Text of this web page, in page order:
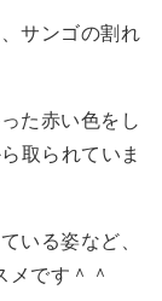
サンゴの割れ
た赤い色をし
取られていま
いる姿など、
メです＾＾